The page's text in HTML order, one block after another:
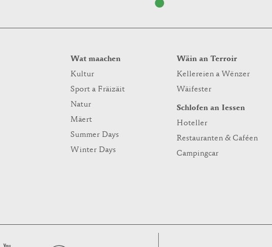
Wat maachen
Kultur
Sport a Fräizäit
Natur
Mäert
Summer Days
Winter Days
Wäin an Terroir
Kellereien a Wënzer
Wäifester
Schlofen an Iessen
Hoteller
Restauranten & Caféen
Campingcar